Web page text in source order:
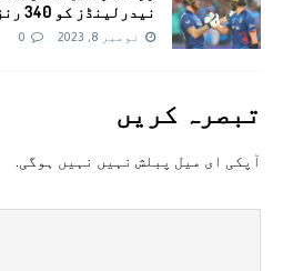
نیدرلینڈز کو 340 رنز کا ہدف
نومبر 8, 2023 0
تبصرہ کريں
آپکی ای ميل پبلش نہيں نہيں ہوگی.